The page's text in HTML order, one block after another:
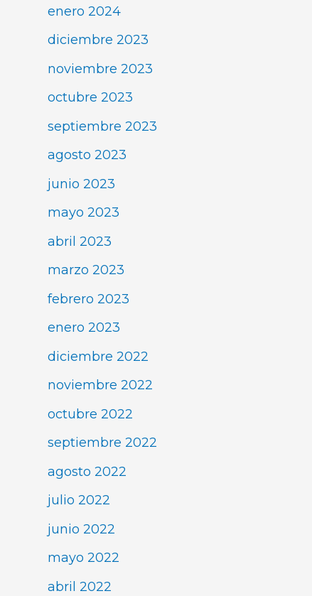
enero 2024
diciembre 2023
noviembre 2023
octubre 2023
septiembre 2023
agosto 2023
junio 2023
mayo 2023
abril 2023
marzo 2023
febrero 2023
enero 2023
diciembre 2022
noviembre 2022
octubre 2022
septiembre 2022
agosto 2022
julio 2022
junio 2022
mayo 2022
abril 2022